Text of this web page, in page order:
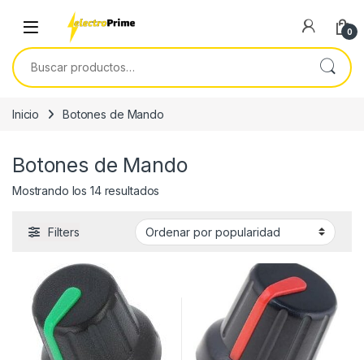
Skip to navigation
Skip to content
0
Buscar por:
Inicio Botones de Mando
Botones de Mando
Mostrando los 14 resultados
Filters